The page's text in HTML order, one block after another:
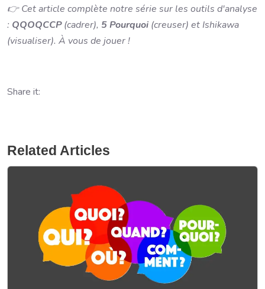
👉 Cet article complète notre série sur les outils d'analyse
: QQOQCCP(cadrer), 5 Pourquoi(creuser) et Ishikawa
(visualiser). À vous de jouer !
Share it:
Related Articles